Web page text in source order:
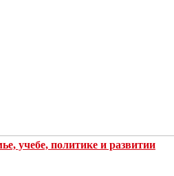
учебе, политике и развитии